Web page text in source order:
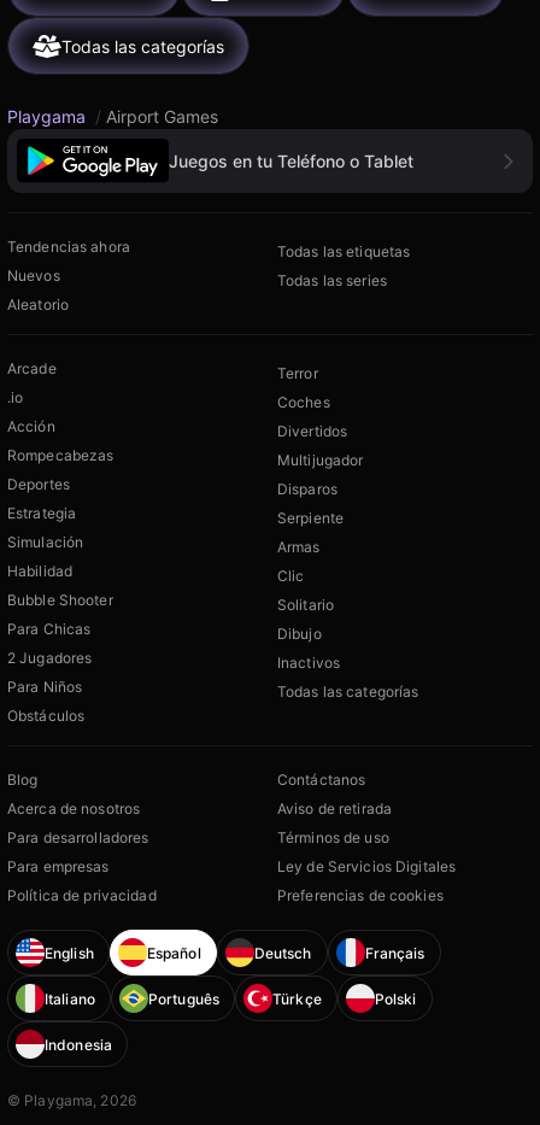
Todas las categorías
Playgama / Airport Games
Juegos en tu Teléfono o Tablet
Tendencias ahora
Nuevos
Aleatorio
Todas las etiquetas
Todas las series
Arcade
.io
Acción
Rompecabezas
Deportes
Estrategia
Simulación
Habilidad
Bubble Shooter
Para Chicas
2 Jugadores
Para Niños
Obstáculos
Terror
Coches
Divertidos
Multijugador
Disparos
Serpiente
Armas
Clic
Solitario
Dibujo
Inactivos
Todas las categorías
Blog
Acerca de nosotros
Para desarrolladores
Para empresas
Política de privacidad
Contáctanos
Aviso de retirada
Términos de uso
Ley de Servicios Digitales
Preferencias de cookies
English Español Deutsch Français
Italiano Português Türkçe Polski
Indonesia
© Playgama, 2026